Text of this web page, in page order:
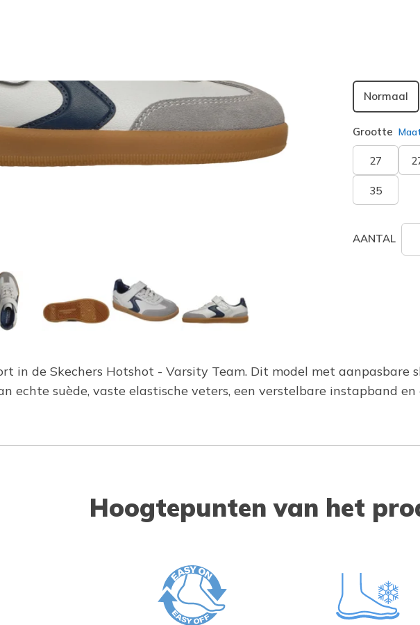
Normaal
Grootte
27
35
AANTAL
in de Skechers Hotshot - Varsity Team. Dit model met aanpasbare
echte suède, vaste elastische veters, een verstelbare instapband
Hoogtepunten van het